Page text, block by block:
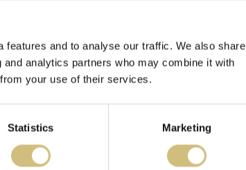
and to analyse our traffic. We also share
analytics partners who may combine it with
your use of their services.
Statistics Marketing